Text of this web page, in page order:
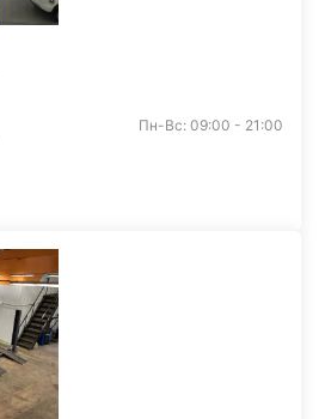
Пн-Вс: 09:00 - 21:00